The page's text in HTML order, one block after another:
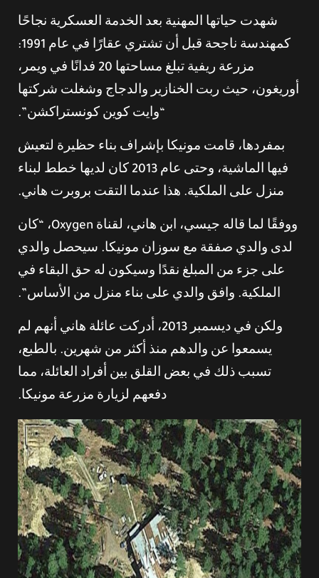
شهدت حياتها المهنية بعد الخدمة العسكرية نجاحًا
كمهندسة ناجحة قبل أن تشتري عقارًا في عام 1991:
مزرعة ريفية تبلغ مساحتها 20 فدانًا في ويمر،
أوريغون، حيث ربت الخنازير والدجاج وشغلت شركتها
“وايت كوين كونستراكشن”.
بمفردها، قامت مونيكا بإشراف بناء حظيرة لتعيش
فيها الماشية، وحتى عام 2013 كان لديها خطط لبناء
منزل على الملكية. هذا عندما التقت بروبرت هاني.
ووفقًا لما قاله جيسي، ابن هاني، لقناة Oxygen، “كان
لدى والدي صفقة مع سوزان مونيكا. سيحصل والدي
على جزء من المبلغ نقدًا وسيكون له حق البقاء في
الملكية. وافق والدي على بناء منزل من الأساس”.
ولكن في ديسمبر 2013، أدركت عائلة هاني أنهم لم
يسمعوا عن والدهم منذ أكثر من شهرين. بالطبع،
تسبب ذلك في بعض القلق بين أفراد العائلة، مما
دفعهم لزيارة مزرعة مونيكا.